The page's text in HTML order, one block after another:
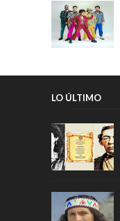
LO ÚLTIMO